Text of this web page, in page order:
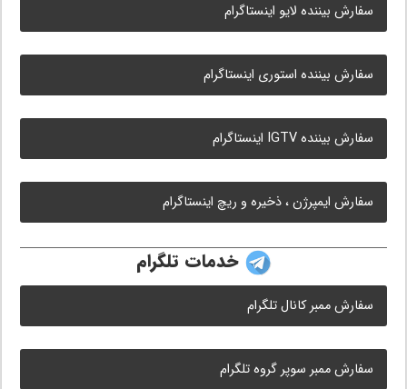
سفارش بیننده لایو اینستاگرام
سفارش بیننده استوری اینستاگرام
سفارش بیننده IGTV اینستاگرام
سفارش ایمپرژن ، ذخیره و ریچ اینستاگرام
خدمات تلگرام
سفارش ممبر کانال تلگرام
سفارش ممبر سوپر گروه تلگرام